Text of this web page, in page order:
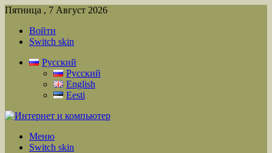
Пятница , 7 Август 2026
Войти
Switch skin
Русский
Русский
English
Eesti
Меню
Switch skin